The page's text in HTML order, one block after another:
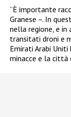
“È importante
Granese –. In
nella regione, e in
transitati droni e
Emirati Arabi
minacce e la città